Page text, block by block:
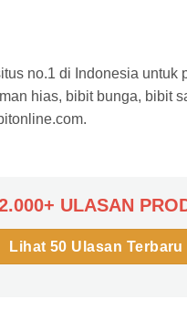
no.1 di Indonesia untuk
hias, bibit bunga, bibit
ULASAN
Lihat 50 Ulasan Terbaru